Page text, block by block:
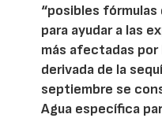
“posibles
para ayudar a las
más afectadas
derivada de la
septiembre se
Agua específica